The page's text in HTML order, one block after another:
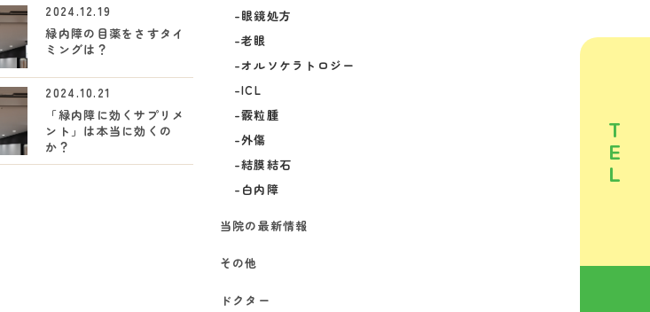
T
E
L
2024.12.19
緑内障の目薬をさすタイ
ミングは？
2024.10.21
「緑内障に効くサプリメ
ント」は本当に効くの
か？
眼鏡処方
老眼
オルソケラトロジー
ICL
霰粒腫
外傷
結膜結石
白内障
当院の最新情報
その他
ドクター